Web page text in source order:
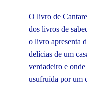
O livro de
dos livros de
o livro apresenta
delícias de um
verdadeiro e
usufruída por um